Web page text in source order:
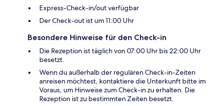
Express-Check-in/out verfügbar
Der Check-out ist um 11:00 Uhr
Besondere Hinweise für den Check-in
Die Rezeption ist täglich von 07:00 Uhr bis 22:00 Uhr
besetzt.
Wenn du außerhalb der regulären Check-in-Zeiten
anreisen möchtest, kontaktiere die Unterkunft bitte im
Voraus, um Hinweise zum Check-in zu erhalten. Die
Rezeption ist zu bestimmten Zeiten besetzt.